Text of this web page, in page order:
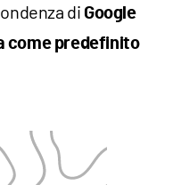
di Google
come predefinito